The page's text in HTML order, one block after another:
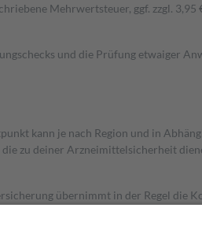
Mehrwertsteuer, ggf. zzgl. 3,95
und die Prüfung etwaiger
kann je nach Region und in
zu deiner Arzneimittelsicherheit
übernimmt in der Regel die
Es sind jedoch nie mehr als die